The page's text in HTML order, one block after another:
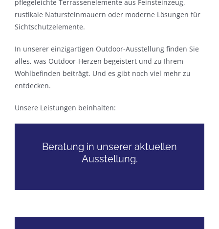
pflegeleichte Terrassenelemente aus Feinsteinzeug,
rustikale Natursteinmauern oder moderne Lösungen für
Sichtschutzelemente.
In unserer einzigartigen Outdoor-Ausstellung finden Sie
alles, was Outdoor-Herzen begeistert und zu Ihrem
Wohlbefinden beiträgt. Und es gibt noch viel mehr zu
entdecken.
Unsere Leistungen beinhalten:
Beratung in unserer aktuellen
Ausstellung.